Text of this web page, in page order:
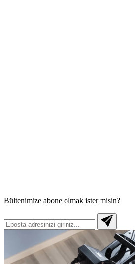
Bültenimize abone olmak ister misin?